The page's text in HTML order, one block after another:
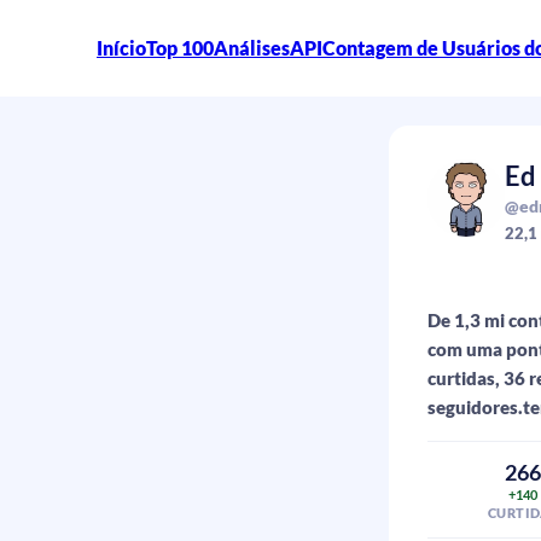
InícioTop 100AnálisesAPIContagem de Usuários
22,1
De 1,3 mi
com uma
curtidas, 36
266
+140